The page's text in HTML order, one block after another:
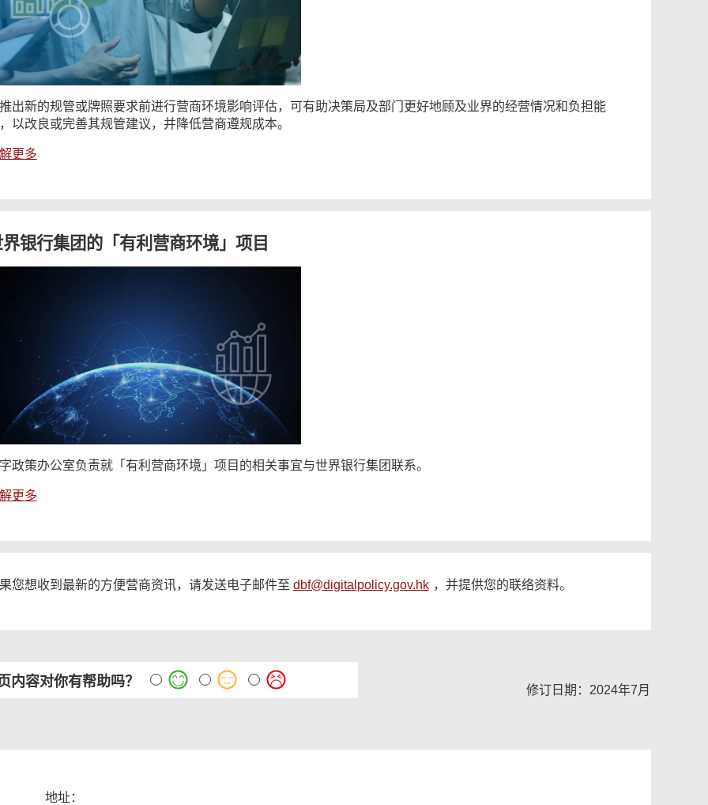
出新的规管或牌照要求前进行营商环境影响评估，可有助决策局及部门更好地顾及业界的经营情况和负担能
以改良或完善其规管建议，并降低营商遵规成本。
更多
银行集团的「有利营商环境」项目
政策办公室负责就「有利营商环境」项目的相关事宜与世界银行集团联系。
更多
您想收到最新的方便营商资讯，请发送电子邮件至 dbf@digitalpolicy.gov.hk ，并提供您的联络资料。
内容对你有帮助吗？
修订日期：2024年7月
地址：